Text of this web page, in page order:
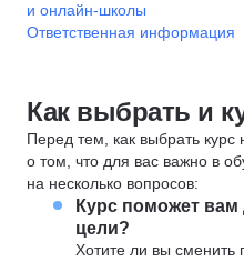
и онлайн-школы
Ответственная информация
Как выбрать и
Перед тем, как выбрать
о том, что для вас важно в
на несколько вопросов:
Курс поможет вам
цели?
Хотите ли вы